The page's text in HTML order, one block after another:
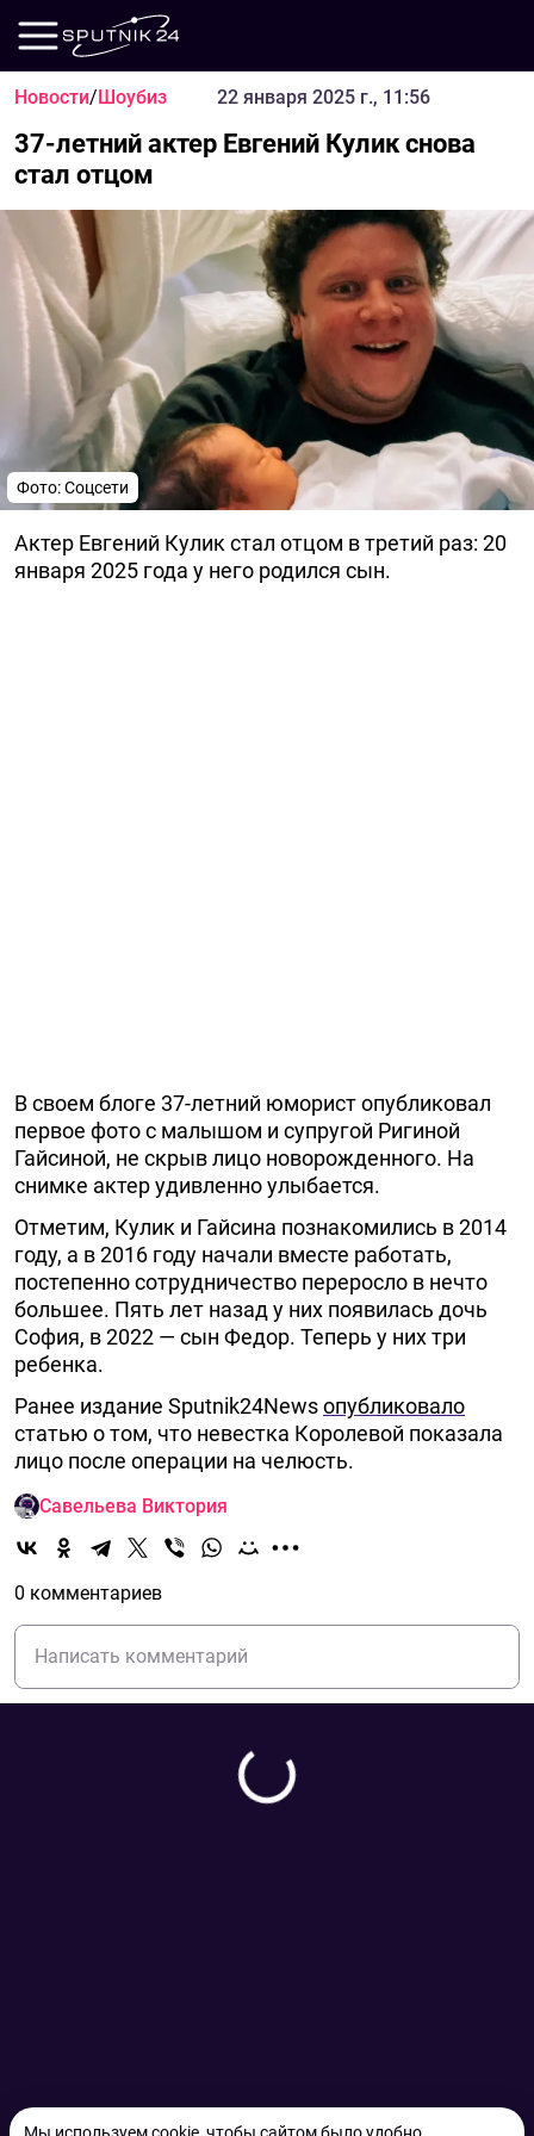
Новости/Шоубиз 22 января 2025 г., 11:56
37-летний актер Евгений Кулик снова
стал отцом
Фото: Соцсети
Актер Евгений Кулик стал отцом в третий раз: 20
января 2025 года у него родился сын.
В своем блоге 37-летний юморист опубликовал
первое фото с малышом и супругой Ригиной
Гайсиной, не скрыв лицо новорожденного. На
снимке актер удивленно улыбается.
Отметим, Кулик и Гайсина познакомились в 2014
году, а в 2016 году начали вместе работать,
постепенно сотрудничество переросло в нечто
большее. Пять лет назад у них появилась дочь
София, в 2022 — сын Федор. Теперь у них три
ребенка.
Ранее издание Sputnik24Newsопубликовало
статью о том, что невестка Королевой показала
лицо после операции на челюсть.
Савельева Виктория
0 комментариев